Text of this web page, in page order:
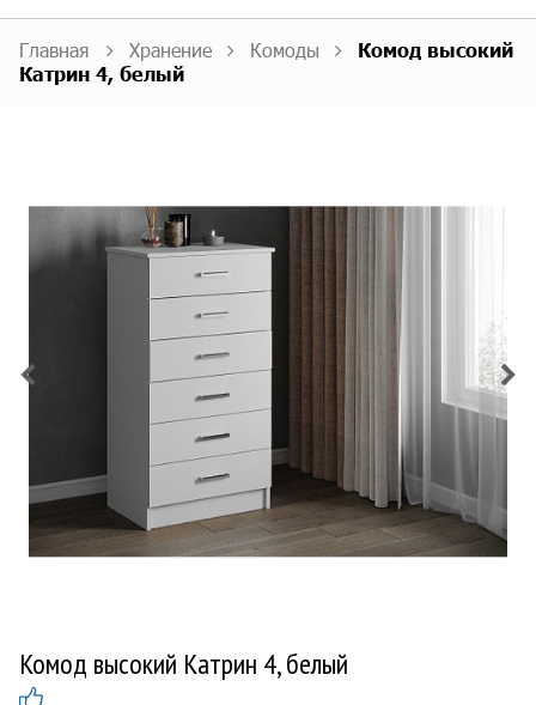
Главная Хранение Комоды
Комод высокий
Катрин 4, белый
Комод высокий Катрин 4, белый